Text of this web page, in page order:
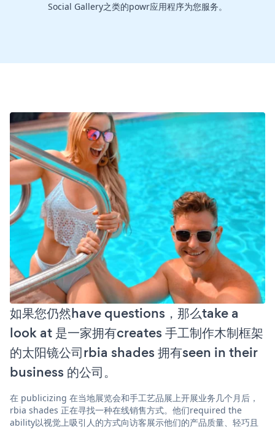
Social Gallery之类的powr应用程序为您服务。
如果您仍然have questions，那么take a
look at 是一家拥有creates 手工制作木制框架
的太阳镜公司rbia shades 拥有seen in their
business 的公司。
在 publicizing 在当地展览会和手工艺品展上开展业务几个月后，
rbia shades 正在寻找一种在线销售方式。他们required the
ability以视觉上吸引人的方式向访客展示他们的产品质量、轻巧且